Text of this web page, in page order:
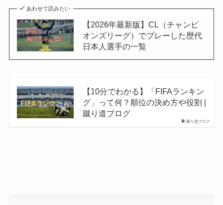
あわせて読みたい
【2026年最新版】CL（チャンピ
オンズリーグ）でプレーした歴代
日本人選手の一覧
蹴り道ブログ
【10分でわかる】「FIFAランキン
グ」って何？順位の決め方や役割 |
蹴り道ブログ